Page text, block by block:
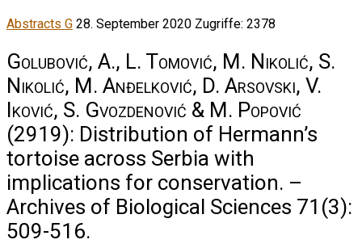
Abstracts G 28. September 2020 Zugriffe: 2378
Golubović, A., L. Tomović, M. Nikolić, S.
Nikolić, M. Anđelković, D. Arsovski, V.
Iković, S. Gvozdenović & M. Popović
(2919): Distribution of Hermann’s
tortoise across Serbia with
implications for conservation. –
Archives of Biological Sciences 71(3):
509-516.